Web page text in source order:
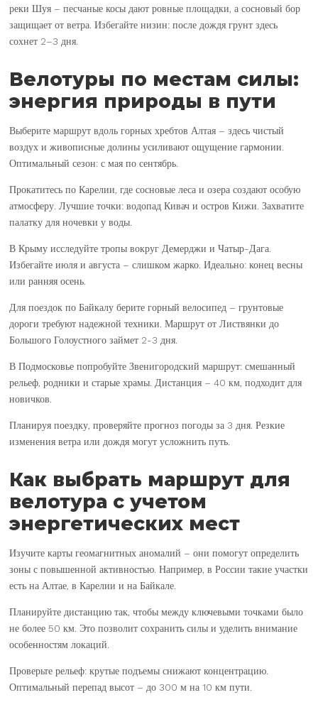
реки Шуя – песчаные косы дают ровные площадки, а сосновый бор
защищает от ветра. Избегайте низин: после дождя грунт здесь
сохнет 2–3 дня.
Велотуры по местам силы:
энергия природы в пути
Выберите маршрут вдоль горных хребтов Алтая – здесь чистый
воздух и живописные долины усиливают ощущение гармонии.
Оптимальный сезон: с мая по сентябрь.
Прокатитесь по Карелии, где сосновые леса и озера создают особую
атмосферу. Лучшие точки: водопад Кивач и остров Кижи. Захватите
палатку для ночевки у воды.
В Крыму исследуйте тропы вокруг Демерджи и Чатыр-Дага.
Избегайте июля и августа – слишком жарко. Идеально: конец весны
или ранняя осень.
Для поездок по Байкалу берите горный велосипед – грунтовые
дороги требуют надежной техники. Маршрут от Листвянки до
Большого Голоустного займет 2-3 дня.
В Подмосковье попробуйте Звенигородский маршрут: смешанный
рельеф, родники и старые храмы. Дистанция – 40 км, подходит для
новичков.
Планируя поездку, проверяйте прогноз погоды за 3 дня. Резкие
изменения ветра или дождя могут усложнить путь.
Как выбрать маршрут для
велотура с учетом
энергетических мест
Изучите карты геомагнитных аномалий – они помогут определить
зоны с повышенной активностью. Например, в России такие участки
есть на Алтае, в Карелии и на Байкале.
Планируйте дистанцию так, чтобы между ключевыми точками было
не более 50 км. Это позволит сохранить силы и уделить внимание
особенностям локаций.
Проверьте рельеф: крутые подъемы снижают концентрацию.
Оптимальный перепад высот – до 300 м на 10 км пути.